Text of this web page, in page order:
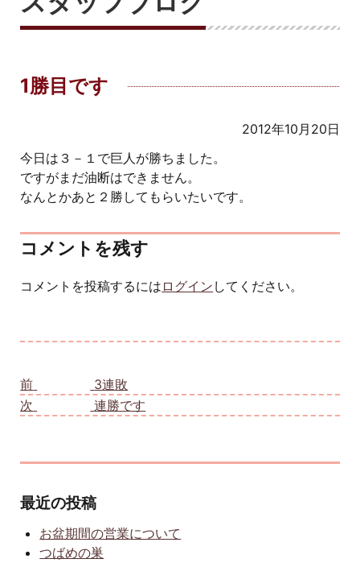
1勝目です
2012年10月20日
今日は３－１で巨人が勝ちました。
ですがまだ油断はできません。
なんとかあと２勝してもらいたいです。
コメントを残す
コメントを投稿するには ログイン してください。
前
3連敗
次
連勝です
最近の投稿
お盆期間の営業について
つばめの巣